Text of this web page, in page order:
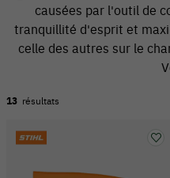
causées par l'outil de
tranquillité d'esprit et
celle des autres sur le
13 résultats